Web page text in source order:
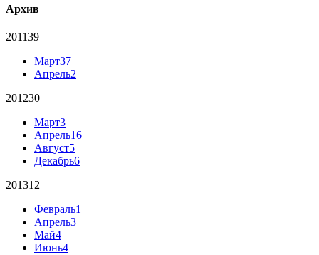
Архив
201139
Март37
Апрель2
201230
Март3
Апрель16
Август5
Декабрь6
201312
Февраль1
Апрель3
Май4
Июнь4